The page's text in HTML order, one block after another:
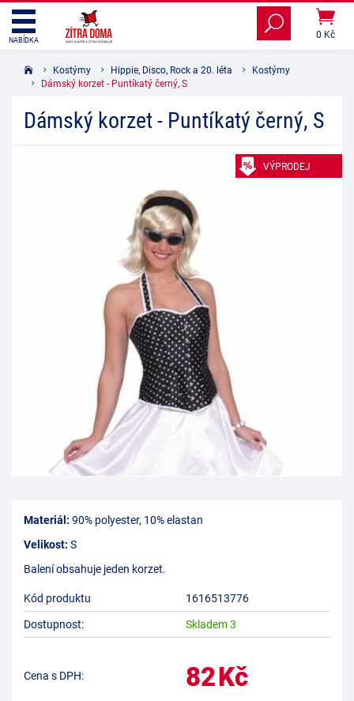
0 Kč
NABÍDKA
Kostýmy Hippie, Disco, Rock a 20. léta
Kostýmy
Dámský korzet - Puntíkatý černý, S
Dámský korzet - Puntíkatý černý, S
VÝPRODEJ
Materiál: 90% polyester, 10% elastan
Velikost: S
Balení obsahuje jeden korzet.
Kód produktu
1616513776
Dostupnost:
Skladem 3
Cena s DPH: 82Kč